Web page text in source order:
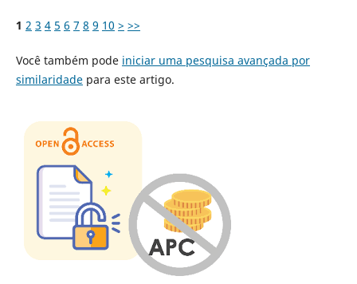
1 2 3 4 5 6 7 8 9 10 > >>
Você também pode iniciar uma pesquisa avançada por
similaridadepara este artigo.